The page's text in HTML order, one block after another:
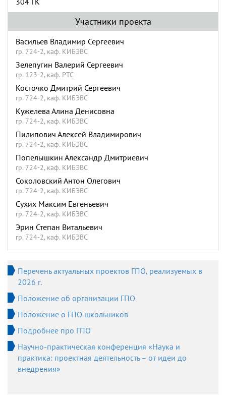
Участники проекта
Васильев Владимир Сергеевич
гр. 724-2, каф. КИБЭВС
Зелепугин Валерий Сергеевич
гр. 123-2, каф. РТС
Косточко Дмитрий Сергеевич
гр. 724-2, каф. КИБЭВС
Кужелева Алина Денисовна
гр. 724-2, каф. КИБЭВС
Пилипович Алексей Владимирович
гр. 724-2, каф. КИБЭВС
Попелышкин Александр Дмитриевич
гр. 724-2, каф. КИБЭВС
Соколовский Антон Олегович
гр. 724-2, каф. КИБЭВС
Сухих Максим Евгеньевич
гр. 724-2, каф. КИБЭВС
Эрин Степан Витальевич
гр. 724-2, каф. КИБЭВС
Перечень актуальных проектов ГПО, реализуемых в
2026 г.
Положение об организации ГПО
Положение о ГПО школьников
Подробнее про ГПО
Научно-практическая конференция «Наука и
практика: проектная деятельность – от идеи до
внедрения»